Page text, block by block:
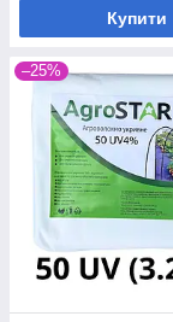
Купити
–25%